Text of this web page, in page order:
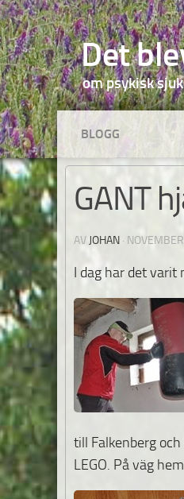
Hoppa till innehåll
Det
om psykisk
BLOGG
GANT
AV JOHAN ·
I dag har det varit
till Falkenberg
LEGO. På väg